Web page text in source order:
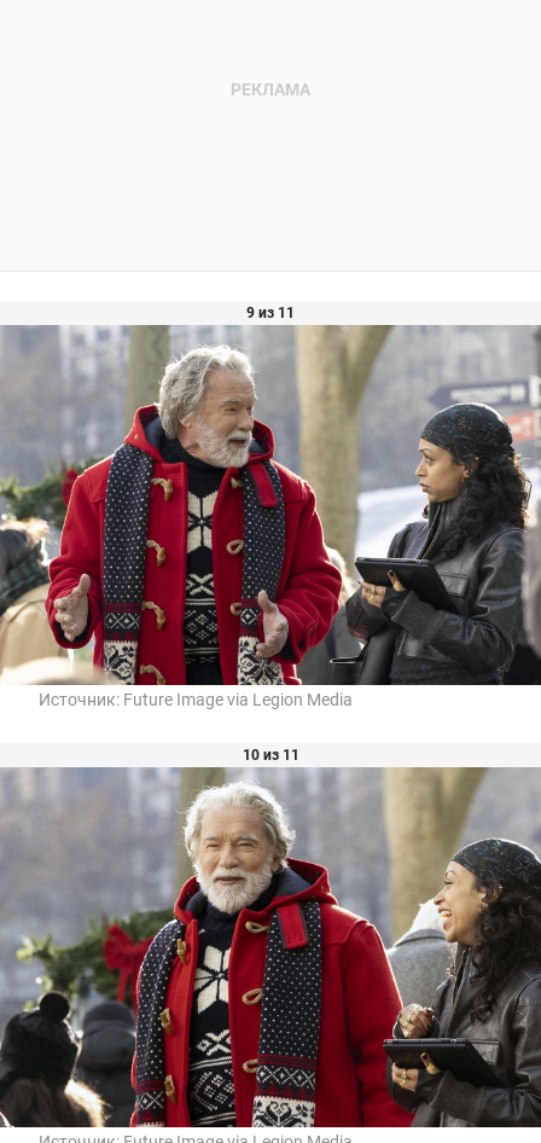
9 из 11
Источник: Future Image via Legion Media
10 из 11